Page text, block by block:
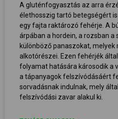
A gluténfogyasztás az arra
élethosszig tartó betegségért
egy fajta raktározó fehérje. A
árpában a hordein, a rozsban a
különböző panaszokat, melyek
alkotórészei. Ezen fehérjék
folyamat hatására károsodik a
a tápanyagok felszívódásáért
sorvadásnak indulnak, mely
felszívódási zavar alakul ki.